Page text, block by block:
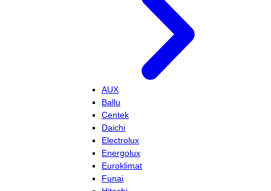
AUX
Ballu
Centek
Daichi
Electrolux
Energolux
Euroklimat
Funai